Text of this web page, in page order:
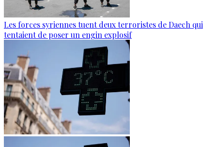
Les forces syriennes tuent deux terroristes de Daech qui
tentaient de poser un engin explosif